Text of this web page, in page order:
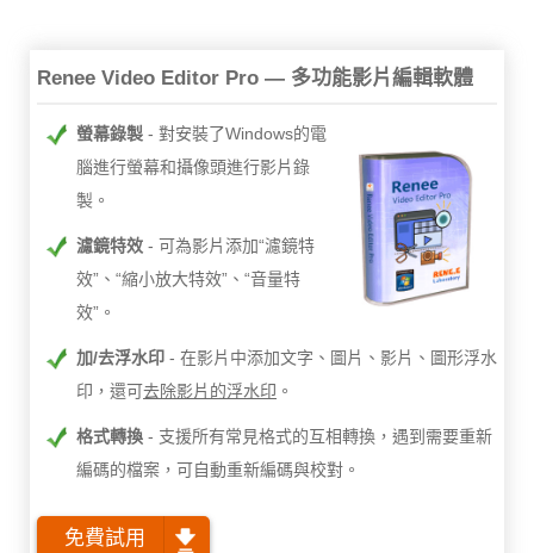
Renee Video Editor Pro — 多功能影片編輯軟體
螢幕錄製
對安裝了Windows的電
腦進行螢幕和攝像頭進行影片錄
製。
濾鏡特效
可為影片添加“濾鏡特
效”、“縮小放大特效”、“音量特
效”。
加/去浮水印
在影片中添加文字、圖片、影片、圖形浮水
印，還可去除影片的浮水印 。
格式轉換
支援所有常見格式的互相轉換，遇到需要重新
編碼的檔案，可自動重新編碼與校對。
免費試用